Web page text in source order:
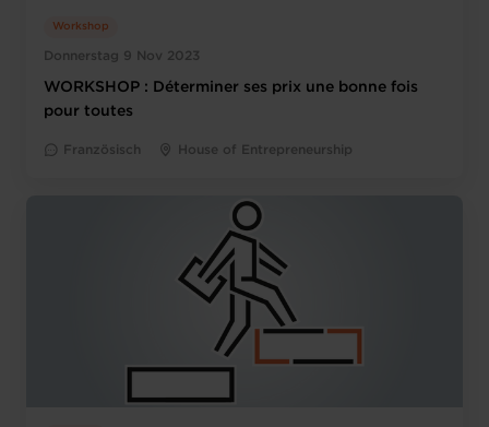
Donnerstag 9 Nov 2023
Workshop
WORKSHOP : Déterminer ses prix une bonne fois
pour toutes
Französisch House of Entrepreneurship